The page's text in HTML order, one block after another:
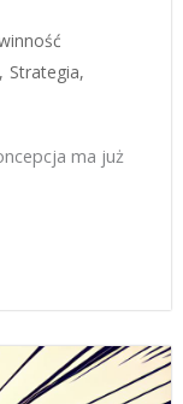
, Strategia,
ma już